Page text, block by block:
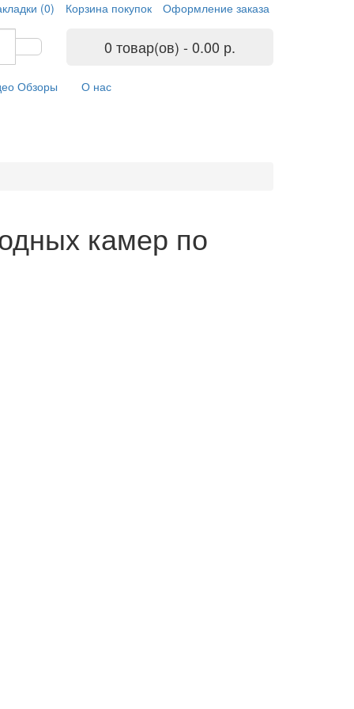
(0) Корзина покупок Оформление заказа
0 товар(ов) - 0.00 р.
Обзоры О нас
камер по